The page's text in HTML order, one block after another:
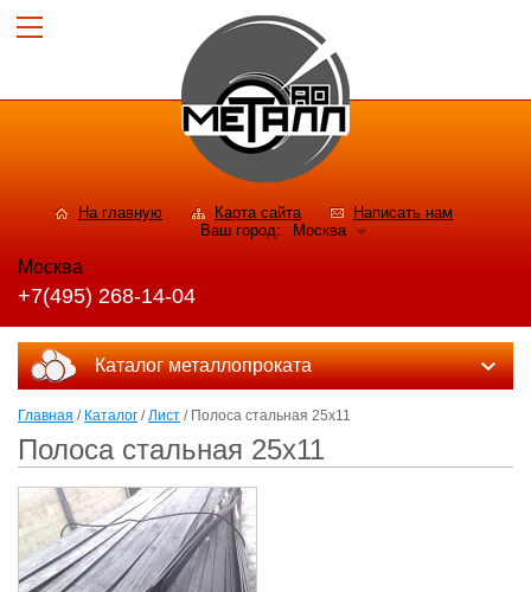
На главную Карта сайта
Написать нам
Ваш город:
Москва
Москва
+7(495) 268-14-04
Каталог металлопроката
Главная / Каталог /Лист / Полоса стальная 25x11
Полоса стальная 25x11